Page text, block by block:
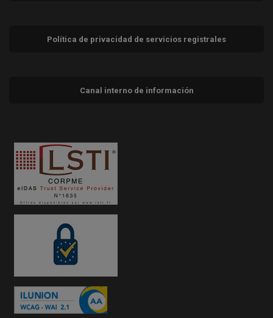
Política de privacidad de servicios registrales
Canal interno de información